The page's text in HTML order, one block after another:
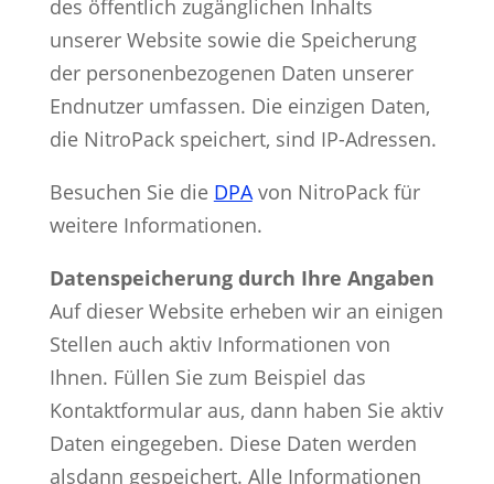
des öffentlich zugänglichen Inhalts
unserer Website sowie die Speicherung
der personenbezogenen Daten unserer
Endnutzer umfassen. Die einzigen Daten,
die NitroPack speichert, sind IP-Adressen.
Besuchen Sie die DPAvon NitroPack für
weitere Informationen.
Datenspeicherung durch Ihre Angaben
Auf dieser Website erheben wir an einigen
Stellen auch aktiv Informationen von
Ihnen. Füllen Sie zum Beispiel das
Kontaktformular aus, dann haben Sie aktiv
Daten eingegeben. Diese Daten werden
alsdann gespeichert. Alle Informationen